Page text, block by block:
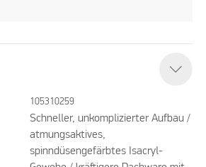
105310259
Schneller, unkomplizierter Aufbau /
atmungsaktives,
spinndüsengefärbtes Isacryl-